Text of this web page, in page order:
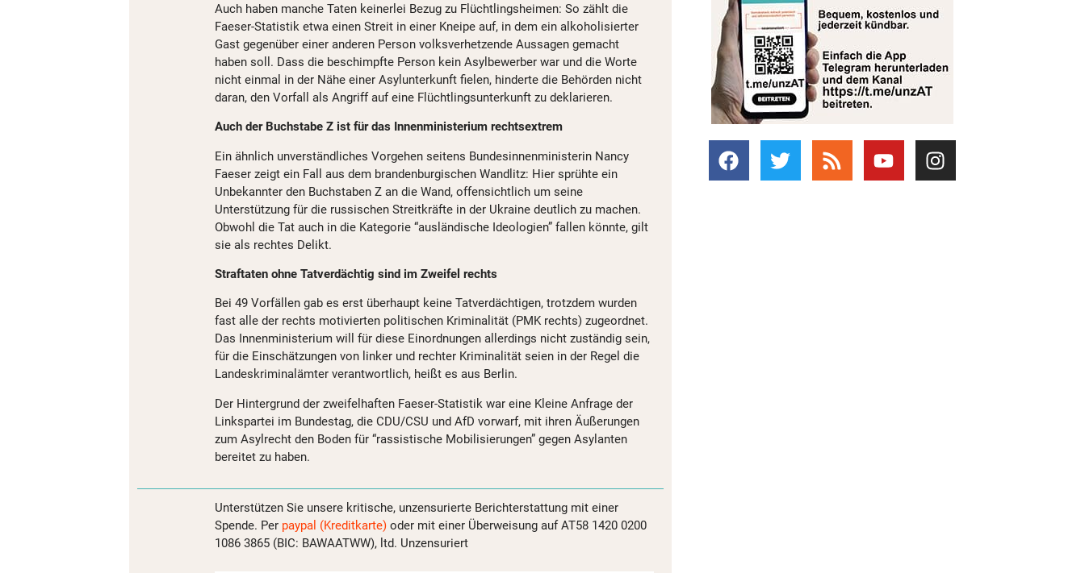
Auch haben manche Taten keinerlei Bezug zu Flüchtlingsheimen: So zählt die
Faeser-Statistik etwa einen Streit in einer Kneipe auf, in dem ein alkoholisierter
Gast gegenüber einer anderen Person volksverhetzende Aussagen gemacht
haben soll. Dass die beschimpfte Person kein Asylbewerber war und die Worte
nicht einmal in der Nähe einer Asylunterkunft fielen, hinderte die Behörden nicht
daran, den Vorfall als Angriff auf eine Flüchtlingsunterkunft zu deklarieren.
Auch der Buchstabe Z ist für das Innenministerium rechtsextrem
Ein ähnlich unverständliches Vorgehen seitens Bundesinnenministerin Nancy
Faeser zeigt ein Fall aus dem brandenburgischen Wandlitz: Hier sprühte ein
Unbekannter den Buchstaben Z an die Wand, offensichtlich um seine
Unterstützung für die russischen Streitkräfte in der Ukraine deutlich zu machen.
Obwohl die Tat auch in die Kategorie “ausländische Ideologien” fallen könnte, gilt
sie als rechtes Delikt.
Straftaten ohne Tatverdächtig sind im Zweifel rechts
Bei 49 Vorfällen gab es erst überhaupt keine Tatverdächtigen, trotzdem wurden
fast alle der rechts motivierten politischen Kriminalität (PMK rechts) zugeordnet.
Das Innenministerium will für diese Einordnungen allerdings nicht zuständig sein,
für die Einschätzungen von linker und rechter Kriminalität seien in der Regel die
Landeskriminalämter verantwortlich, heißt es aus Berlin.
Der Hintergrund der zweifelhaften Faeser-Statistik war eine Kleine Anfrage der
Linkspartei im Bundestag, die CDU/CSU und AfD vorwarf, mit ihren Äußerungen
zum Asylrecht den Boden für “rassistische Mobilisierungen” gegen Asylanten
bereitet zu haben.
Unterstützen Sie unsere kritische, unzensurierte Berichterstattung mit einer
Spende. Per paypal (Kreditkarte) oder mit einer Überweisung auf AT58 1420 0200
1086 3865 (BIC: BAWAATWW), ltd. Unzensuriert